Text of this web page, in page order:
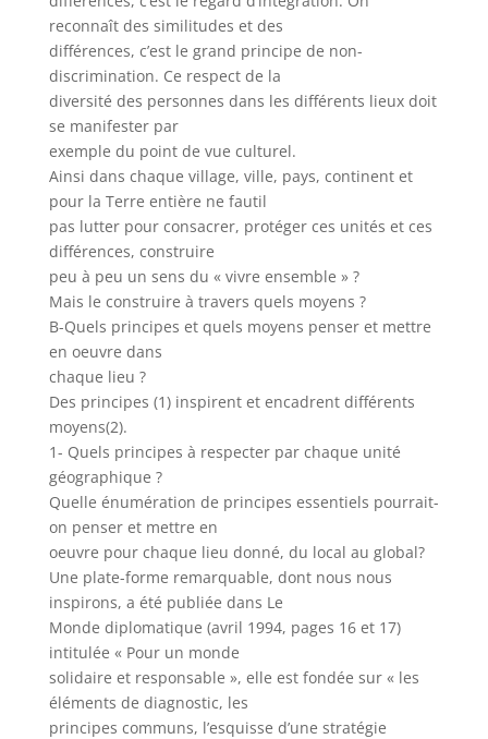
reconnaît des similitudes et des
différences, c’est le grand principe de non-
discrimination. Ce respect de la
diversité des personnes dans les différents lieux doit
se manifester par
exemple du point de vue culturel.
Ainsi dans chaque village, ville, pays, continent et
pour la Terre entière ne fautil
pas lutter pour consacrer, protéger ces unités et ces
différences, construire
peu à peu un sens du « vivre ensemble » ?
Mais le construire à travers quels moyens ?
B-Quels principes et quels moyens penser et mettre
en oeuvre dans
chaque lieu ?
Des principes (1) inspirent et encadrent différents
moyens(2).
1- Quels principes à respecter par chaque unité
géographique ?
Quelle énumération de principes essentiels pourrait-
on penser et mettre en
oeuvre pour chaque lieu donné, du local au global?
Une plate-forme remarquable, dont nous nous
inspirons, a été publiée dans Le
Monde diplomatique (avril 1994, pages 16 et 17)
intitulée « Pour un monde
solidaire et responsable », elle est fondée sur « les
éléments de diagnostic, les
principes communs, l’esquisse d’une stratégie